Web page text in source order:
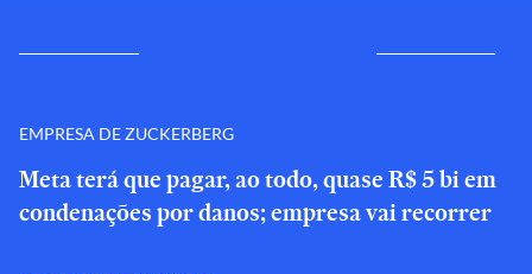
EMPRESA DE ZUCKERBERG
Meta terá que pagar, ao todo, quase R$ 5 bi em
condenações por danos; empresa vai recorrer